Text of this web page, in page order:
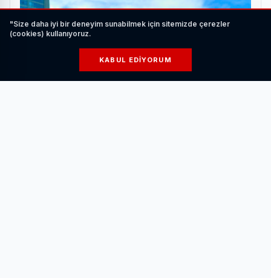
"Size daha iyi bir deneyim sunabilmek için sitemizde çerezler
(cookies) kullanıyoruz.
KABUL EDIYORUM